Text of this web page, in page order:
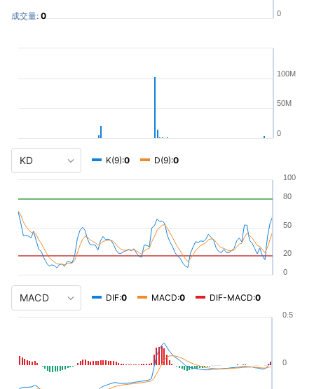
成交量:0 0
0
50M
100M
K(9):0 D(9):0
0
20
50
80
100
DIF:0 MACD:0 DIF-MACD:0
0
0.5